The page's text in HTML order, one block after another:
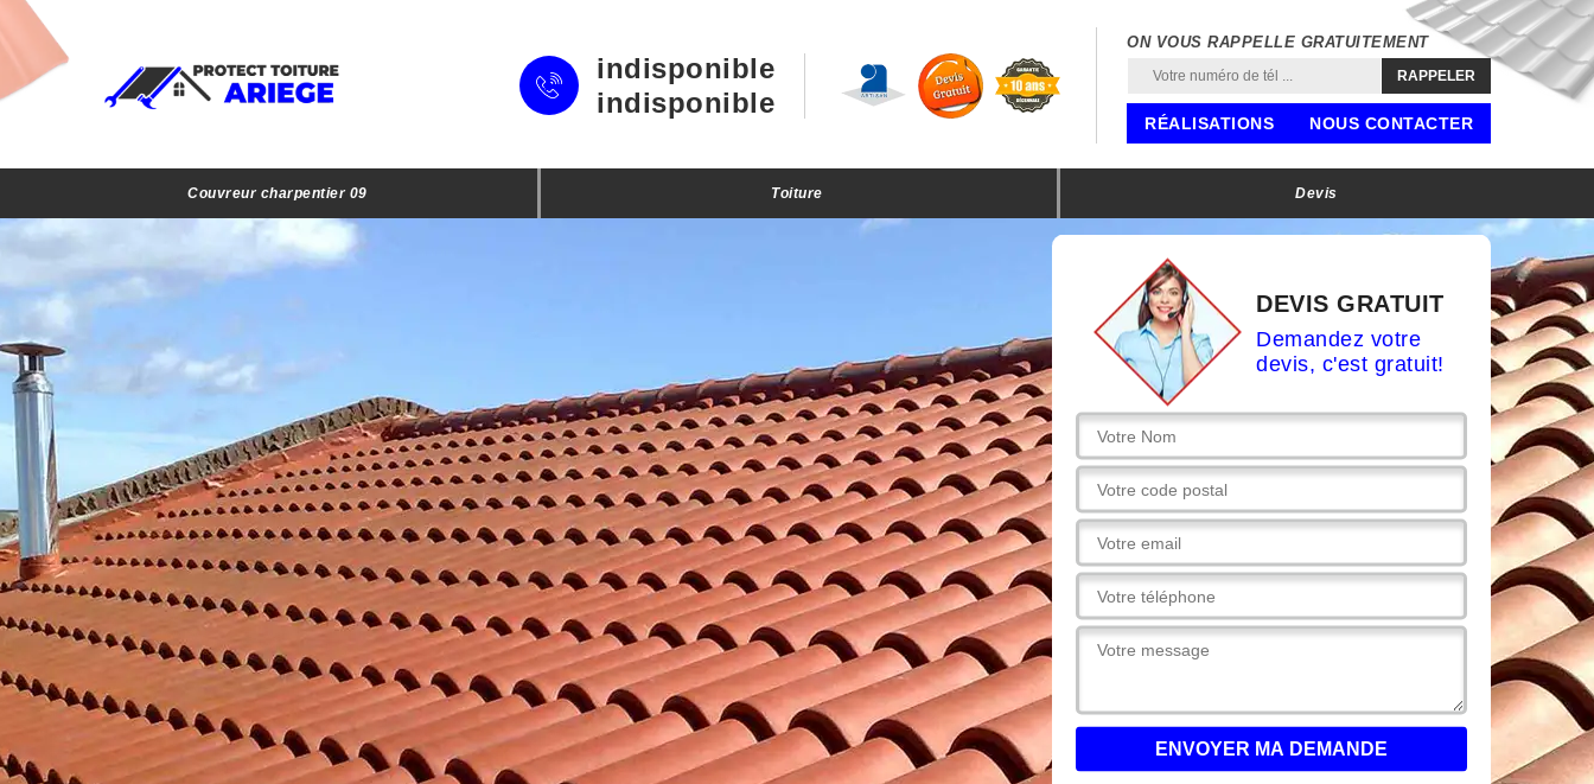
indisponible
indisponible
ON VOUS RAPPELLE GRATUITEMENT
RÉALISATIONS NOUS CONTACTER
Couvreur charpentier 09 Toiture Devis
DEVIS GRATUIT
Demandez votre
devis, c'est gratuit!